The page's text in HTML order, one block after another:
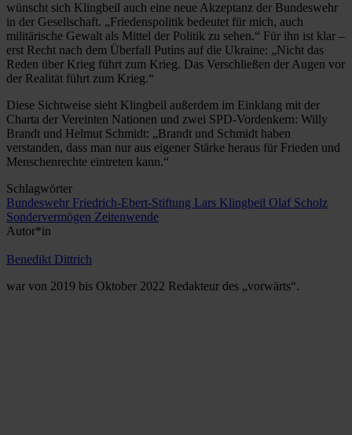
wünscht sich Klingbeil auch eine neue Akzeptanz der Bundeswehr
in der Gesellschaft. „Friedenspolitik bedeutet für mich, auch
militärische Gewalt als Mittel der Politik zu sehen.“ Für ihn ist klar –
erst Recht nach dem Überfall Putins auf die Ukraine: „Nicht das
Reden über Krieg führt zum Krieg. Das Verschließen der Augen vor
der Realität führt zum Krieg.“
Diese Sichtweise sieht Klingbeil außerdem im Einklang mit der
Charta der Vereinten Nationen und zwei SPD-Vordenkern: Willy
Brandt und Helmut Schmidt: „Brandt und Schmidt haben
verstanden, dass man nur aus eigener Stärke heraus für Frieden und
Menschenrechte eintreten kann.“
Schlagwörter
Bundeswehr Friedrich-Ebert-Stiftung Lars Klingbeil Olaf Scholz
Sondervermögen Zeitenwende
Autor*in
Benedikt Dittrich
war von 2019 bis Oktober 2022 Redakteur des „vorwärts“.